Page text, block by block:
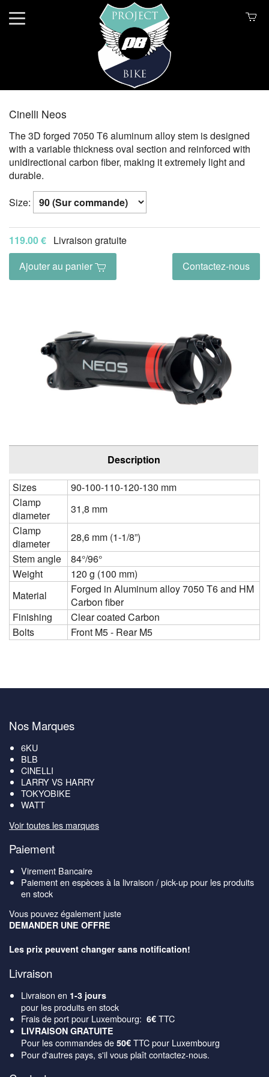
Cinelli Neos
The 3D forged 7050 T6 aluminum alloy stem is designed
with a variable thickness oval section and reinforced with
unidirectional carbon fiber, making it extremely light and
durable.
Size:
119.00 € Livraison gratuite
Ajouter au panier
Contactez-nous
Description
Sizes
90-100-110-120-130 mm
Clamp
diameter
31,8 mm
Clamp
diameter
28,6 mm (1-1/8”)
Stem angle
84°/96°
Weight
120 g (100 mm)
Material
Forged in Aluminum alloy 7050 T6 and HM
Carbon fiber
Finishing
Clear coated Carbon
Bolts
Front M5 - Rear M5
Nos Marques
6KU
BLB
CINELLI
LARRY VS HARRY
TOKYOBIKE
WATT
Voir toutes les marques
Paiement
Virement Bancaire
Paiement en espèces à la livraison / pick-up pour les produits
en stock
Vous pouvez également juste
DEMANDER UNE OFFRE
Les prix peuvent changer sans notification!
Livraison
Livraison en 1-3 jours
pour les produits en stock
Frais de port pour Luxembourg: 6€ TTC
LIVRAISON GRATUITE
Pour les commandes de 50€ TTC pour Luxembourg
Pour d'autres pays, s'il vous plaît contactez-nous.